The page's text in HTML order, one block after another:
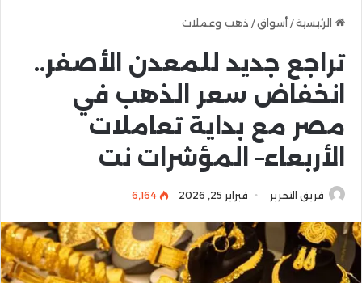
الرئيسية/ أسواق/ ذهب وعملات
تراجع جديد للمعدن الأصفر..
انخفاض سعر الذهب في
مصر مع بداية تعاملات
الأربعاء– المؤشرات نت
فريق التحرير فبراير 25, 2026 6٬164